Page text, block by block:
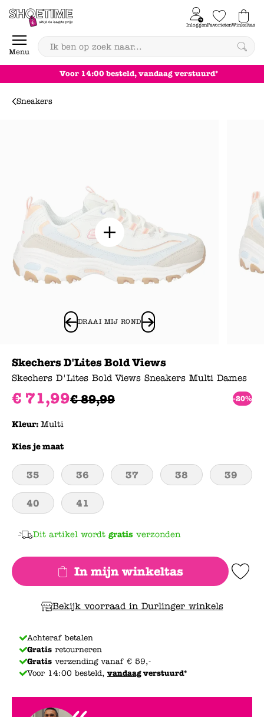
Skip to content
Menu
InloggenFavorietenWinkeltas
0
Voor 14:00 besteld, vandaag verstuurd*
Sneakers
DRAAI MIJ ROND
Skechers D'Lites Bold Views
Skechers D'Lites Bold Views Sneakers Multi Dames
€ 71,99€ 89,99 -20%
Kleur: Multi
Kies je maat
35 36 37 38 39
40 41
Dit artikel wordt gratis verzonden
In mijn winkeltas Add to
Bekijk voorraad in Durlinger winkels
Achteraf betalen
Gratis retourneren
Gratis verzending vanaf € 59,-
Voor 14:00 besteld, vandaagverstuurd*